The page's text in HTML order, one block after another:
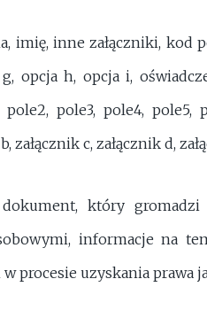
imię, inne załączniki,
opcja h, opcja i,
pole3, pole4,
załącznik c, załącznik d,
który
informacje na
procesie uzyskania prawa